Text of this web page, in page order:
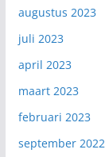
augustus 2023
juli 2023
april 2023
maart 2023
februari 2023
september 2022